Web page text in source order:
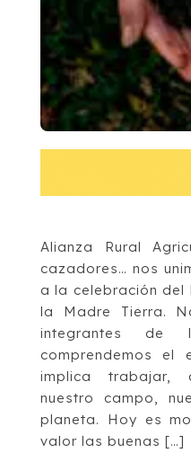
Alianza Rural
cazadores… nos
a la celebración del
la Madre Tierra.
integrantes de
comprendemos el
implica trabajar,
nuestro campo,
planeta. Hoy es
valor las buenas […]